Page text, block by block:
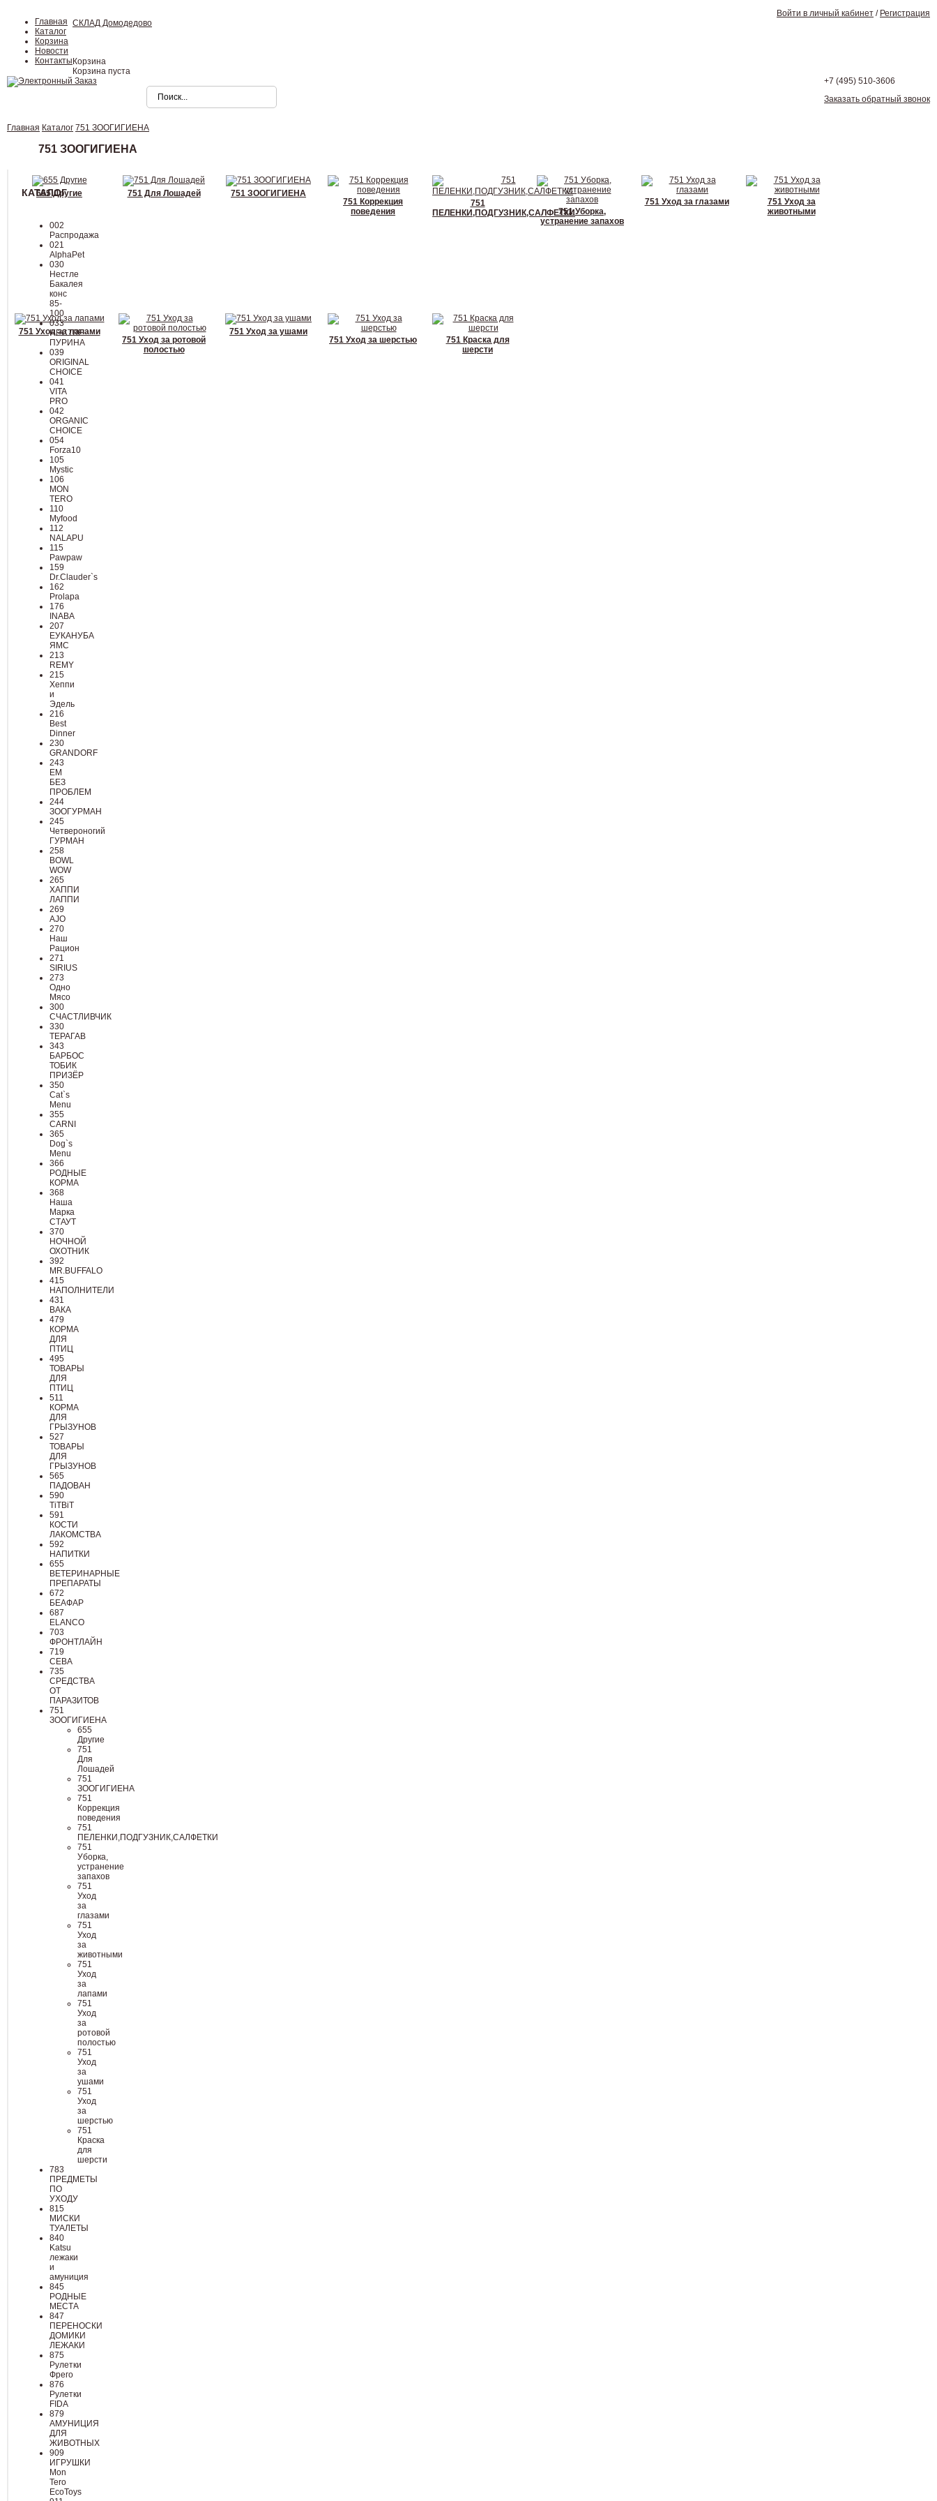
Главная
Каталог
Корзина
Новости
Контакты
Войти в личный кабинет / Регистрация
СКЛАД Домодедово
Корзина
Корзина пуста
+7 (495) 510-3606
Заказать обратный звонок
Главная Каталог 751 ЗООГИГИЕНА
751 ЗООГИГИЕНА
КАТАЛОГ
002
Распродажа
021
AlphaPet
030
Нестле
Бакалея
конc
85-
100
033
НЕСТЛЕ
ПУРИНА
039
ORIGINAL
CHOICE
041
VITA
PRO
042
ORGANIC
CHOICE
054
Forza10
105
Mystic
106
MON
TERO
110
Myfood
112
NALAPU
115
Pawpaw
159
Dr.Clauder`s
162
Prolapa
176
INABA
207
ЕУКАНУБА
ЯМС
213
REMY
215
Хеппи
и
Эдель
216
Best
Dinner
230
GRANDORF
243
ЕМ
БЕЗ
ПРОБЛЕМ
244
ЗООГУРМАН
245
Четвероногий
ГУРМАН
258
BOWL
WOW
265
ХАППИ
ЛАППИ
269
AJO
270
Наш
Рацион
271
SIRIUS
273
Одно
Мясо
300
СЧАСТЛИВЧИК
330
ТЕРАГАВ
343
БАРБОС
ТОБИК
ПРИЗЁР
350
Cat`s
Menu
355
CARNI
365
Dog`s
Menu
366
РОДНЫЕ
КОРМА
368
Наша
Марка
СТАУТ
370
НОЧНОЙ
ОХОТНИК
392
MR.BUFFALO
415
НАПОЛНИТЕЛИ
431
ВАКА
479
КОРМА
ДЛЯ
ПТИЦ
495
ТОВАРЫ
ДЛЯ
ПТИЦ
511
КОРМА
ДЛЯ
ГРЫЗУНОВ
527
ТОВАРЫ
ДЛЯ
ГРЫЗУНОВ
565
ПАДОВАН
590
TiTBiT
591
КОСТИ
ЛАКОМСТВА
592
НАПИТКИ
655
ВЕТЕРИНАРНЫЕ
ПРЕПАРАТЫ
672
БЕАФАР
687
ELANCO
703
ФРОНТЛАЙН
719
СЕВА
735
СРЕДСТВА
ОТ
ПАРАЗИТОВ
751
ЗООГИГИЕНА
655
Другие
751
Для
Лошадей
751
ЗООГИГИЕНА
751
Коррекция
поведения
751
ПЕЛЕНКИ,ПОДГУЗНИК,САЛФЕТКИ
751
Уборка,
устранение
запахов
751
Уход
за
глазами
751
Уход
за
животными
751
Уход
за
лапами
751
Уход
за
ротовой
полостью
751
Уход
за
ушами
751
Уход
за
шерстью
751
Краска
для
шерсти
783
ПРЕДМЕТЫ
ПО
УХОДУ
815
МИСКИ
ТУАЛЕТЫ
840
Katsu
лежаки
и
амуниция
845
РОДНЫЕ
МЕСТА
847
ПЕРЕНОСКИ
ДОМИКИ
ЛЕЖАКИ
875
Рулетки
Фрего
876
Рулетки
FIDA
879
АМУНИЦИЯ
ДЛЯ
ЖИВОТНЫХ
909
ИГРУШКИ
Mon
Tero
EcoToys
655 Другие 751 Для Лошадей
751 ЗООГИГИЕНА
751 Коррекция
поведения
751
ПЕЛЕНКИ,ПОДГУЗНИК,САЛФЕТКИ751 Уборка,
устранение запахов
751 Уход за глазами
751 Уход за
животными
751 Уход за лапами
751 Уход за ротовой
полостью
751 Уход за ушами
751 Уход за шерстью
751 Краска для
шерсти